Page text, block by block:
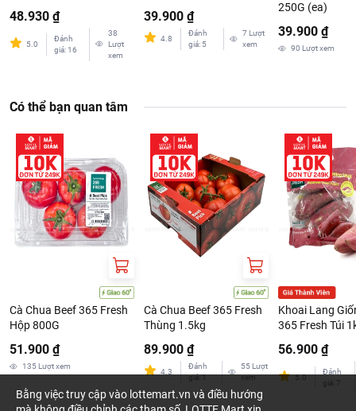
48.930 ₫
5.0
Đánh
giá: 16
38
Lượt
xem
39.900 ₫
4.8
Đánh
giá: 5
7 Lượt
xem
250G (ea)
39.900 ₫
90 Lượt xem
Có thể bạn quan tâm
Cà Chua Beef 365 Fresh
Hộp 800G
51.900 ₫
135Lượt xem
Cà Chua Beef 365 Fresh
Thùng 1.5kg
89.900 ₫
4.3
Đánh
giá:1
55 Lượt
xem
Khoai Lang
365 Fresh Túi
56.900 ₫
5.0
Đánh
giá 7
Bằng việc truy cập vào lottemart.vn và điều hướng